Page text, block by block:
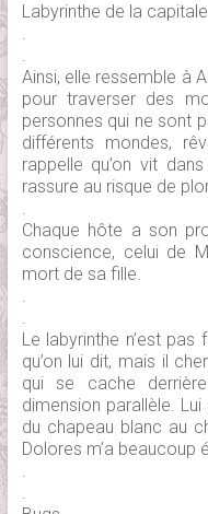
Labyrinthe de la
.
.
Ainsi, elle ressemble à
pour traverser des
personnes qui ne sont
différents mondes,
rappelle qu’on vit
rassure au risque de
.
Chaque hôte a son
conscience, celui de
mort de sa fille.
.
.
Le labyrinthe n’est pas
qu’on lui dit, mais il
qui se cache
dimension parallèle.
du chapeau blanc au
Dolores m’a beaucoup
.
.